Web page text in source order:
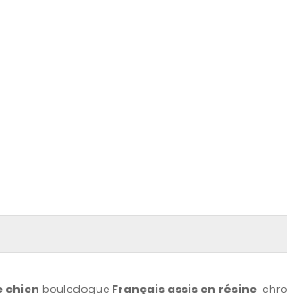
chien bouledogue Français assis en résine